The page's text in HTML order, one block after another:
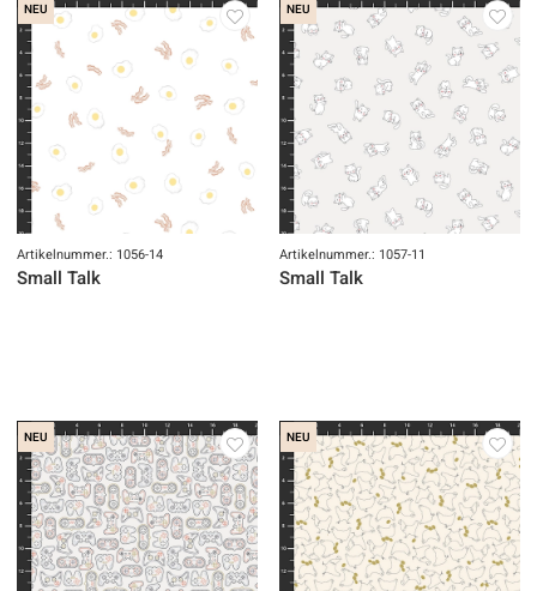
NEU
Artikelnummer.: 1056-14
Small Talk
NEU
Artikelnummer.: 1057-11
Small Talk
NEU NEU